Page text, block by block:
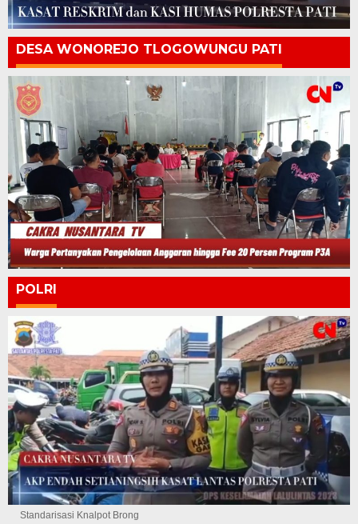
DESA WONOREJO TLOGOWUNGU PATI
POLRI
Standarisasi Knalpot Brong